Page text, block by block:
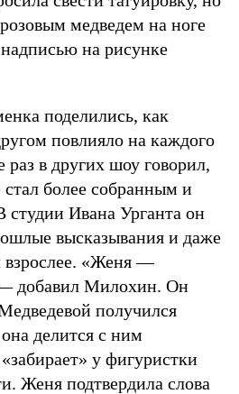
медведем на ноге
на рисунке
поделились, как
повлияло на каждого
в других шоу говорил,
более собранным и
студии Ивана Урганта он
высказывания и даже
взрослее. «Женя —
добавил Милохин. Он
получился
делится с ним
у фигуристки
Женя подтвердила слова